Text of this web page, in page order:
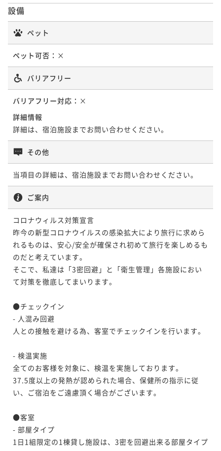
設備
ペット
ペット可否： ×
バリアフリー
バリアフリー対応： ×
詳細情報
詳細は、宿泊施設までお問い合わせください。
その他
当項目の詳細は、宿泊施設までお問い合わせください。
ご案内
コロナウィルス対策宣言
昨今の新型コロナウイルスの感染拡大により旅行に求めら
れるものは、安心/安全が確保され初めて旅行を楽しめるも
のだと考えています。
そこで、私達は「3密回避」と「衛生管理」各施設におい
て対策を徹底してまいります。
●チェックイン
- 人混み回避
人との接触を避ける為、客室でチェックインを行います。
- 検温実施
全てのお客様を対象に、検温を実施しております。
37.5度以上の発熱が認められた場合、保健所の指示に従
い、ご宿泊をご遠慮頂く場合がございます。
●客室
- 部屋タイプ
1日1組限定の1棟貸し施設は、3密を回避出来る部屋タイプ